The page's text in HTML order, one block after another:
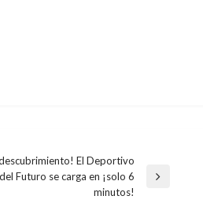
El Deportivo
Futuro se carga en ¡solo 6
minutos!